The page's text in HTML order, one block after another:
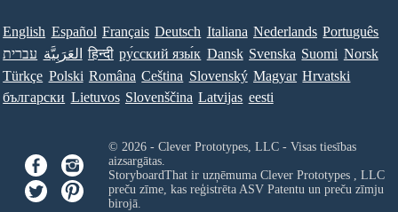
English Español Français Deutsch Italiana Nederlands Português
עברית العَرَبِيَّة हिन्दी ру́сский язы́к Dansk Svenska Suomi Norsk
Türkçe Polski Româna Ceština Slovenský Magyar Hrvatski
български Lietuvos Slovenščina Latvijas eesti
© 2026 - Clever Prototypes, LLC - Visas tiesības
aizsargātas.
StoryboardThat ir uzņēmuma Clever Prototypes , LLC
preču zīme, kas reģistrēta ASV Patentu un preču zīmju
birojā.